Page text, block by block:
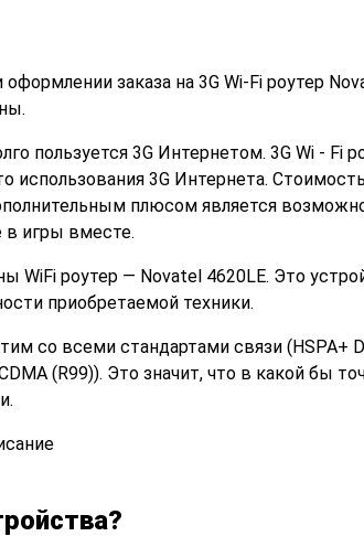
заказа на 3G Wi-Fi роутер
пользуется 3G Интернетом. 3G Wi - Fi
3G Интернета. Стоимость
плюсом является
в игры вместе.
WiFi роутер — Novatel 4620LE. Это
приобретаемой техники.
со всеми стандартами связи (HSPA+
(R99)). Это значит, что в какой бы